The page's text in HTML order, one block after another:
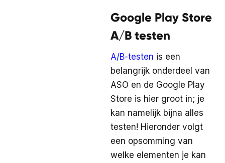
Google Play Store
A/B testen
A/B-testen is een
belangrijk onderdeel van
ASO en de Google Play
Store is hier groot in; je
kan namelijk bijna alles
testen! Hieronder volgt
een opsomming van
welke elementen je kan